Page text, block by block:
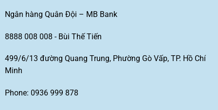
Ngân hàng Quân Đội – MB Bank
8888 008 008 - Bùi Thế Tiến
499/6/13 đường Quang Trung, Phường Gò Vấp, TP. Hồ Chí
Minh
Phone: 0936 999 878